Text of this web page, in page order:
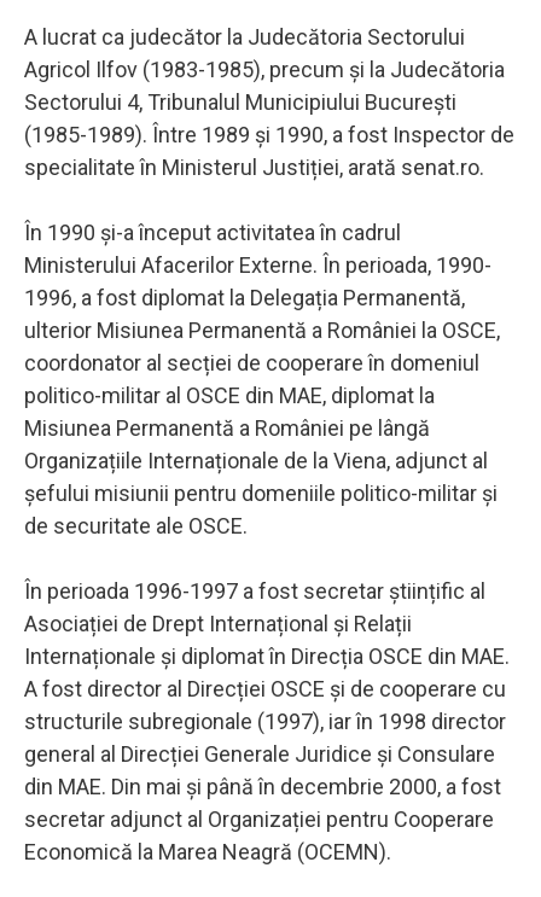
A lucrat ca judecător la Judecătoria Sectorului
Agricol Ilfov (1983-1985), precum și la Judecătoria
Sectorului 4, Tribunalul Municipiului București
(1985-1989). Între 1989 și 1990, a fost Inspector de
specialitate în Ministerul Justiției, arată senat.ro.
În 1990 și-a început activitatea în cadrul
Ministerului Afacerilor Externe. În perioada, 1990-
1996, a fost diplomat la Delegația Permanentă,
ulterior Misiunea Permanentă a României la OSCE,
coordonator al secției de cooperare în domeniul
politico-militar al OSCE din MAE, diplomat la
Misiunea Permanentă a României pe lângă
Organizațiile Internaționale de la Viena, adjunct al
șefului misiunii pentru domeniile politico-militar și
de securitate ale OSCE.
În perioada 1996-1997 a fost secretar științific al
Asociației de Drept Internațional și Relații
Internaționale și diplomat în Direcția OSCE din MAE.
A fost director al Direcției OSCE și de cooperare cu
structurile subregionale (1997), iar în 1998 director
general al Direcției Generale Juridice și Consulare
din MAE. Din mai și până în decembrie 2000, a fost
secretar adjunct al Organizației pentru Cooperare
Economică la Marea Neagră (OCEMN).